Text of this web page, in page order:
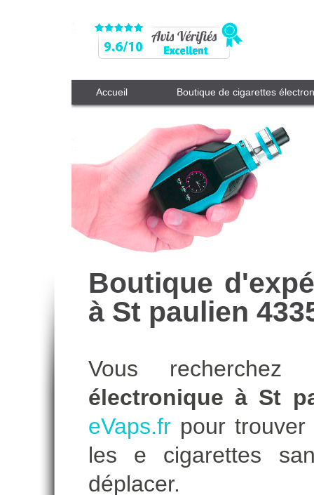
Accueil Boutique de cigarettes
Boutique
à St paulien
Vous
électronique à St
eVaps.frpour trouver
les e cigarettes
déplacer.